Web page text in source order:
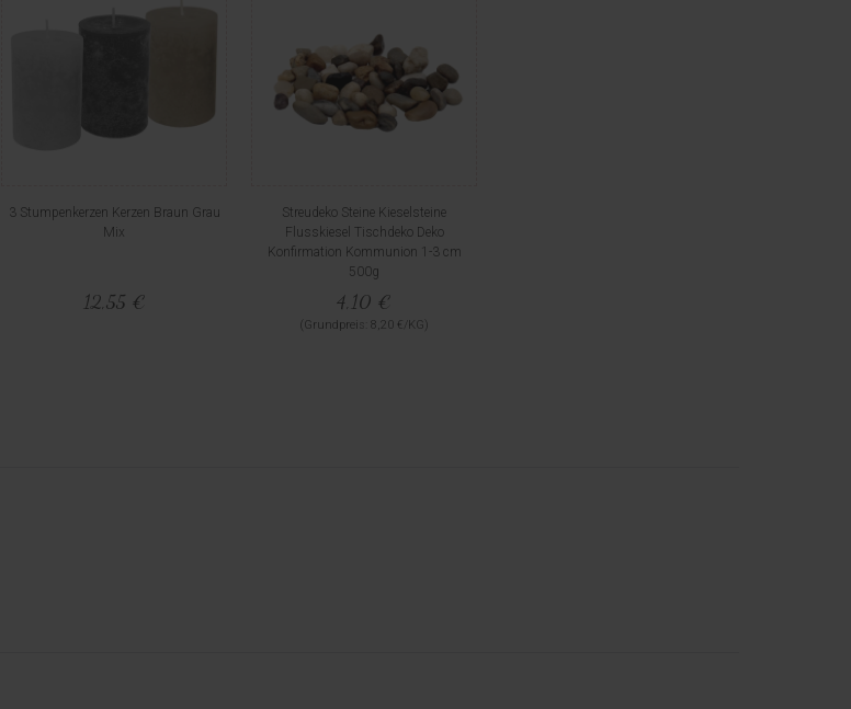
3 Stumpenkerzen Kerzen Braun Grau
Mix
12,55 €
Streudeko Steine Kieselsteine
Flusskiesel Tischdeko Deko
Konfirmation Kommunion 1-3 cm
500g
4,10 €
(Grundpreis: 8,20 €/KG)